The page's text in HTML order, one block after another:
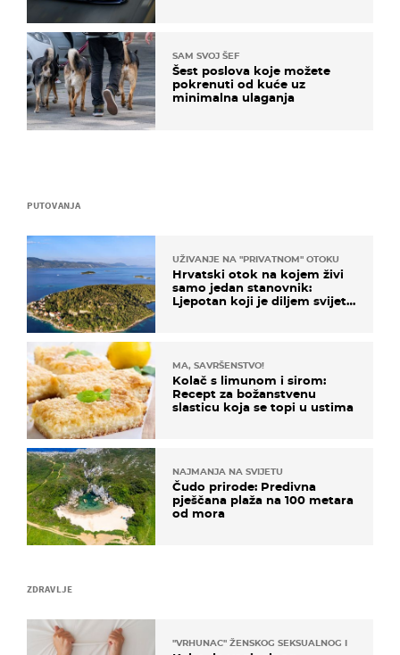
ZDRAVLJE
"VRHUNAC" ŽENSKOG SEKSUALNOG ISKUSTVA
PUTOVANJA
UŽIVANJE NA "PRIVATNOM" OTOKU
Hrvatski otok na kojem živi
samo jedan stanovnik:
Ljepotan koji je diljem svijeta
MA, SAVRŠENSTVO!
Kolač s limunom i sirom:
Recept za božanstvenu
slasticu koja se topi u ustima
NAJMANJA NA SVIJETU
Čudo prirode: Predivna
pješčana plaža na 100 metara
od mora
SAM SVOJ ŠEF
Šest poslova koje možete
pokrenuti od kuće uz
minimalna ulaganja